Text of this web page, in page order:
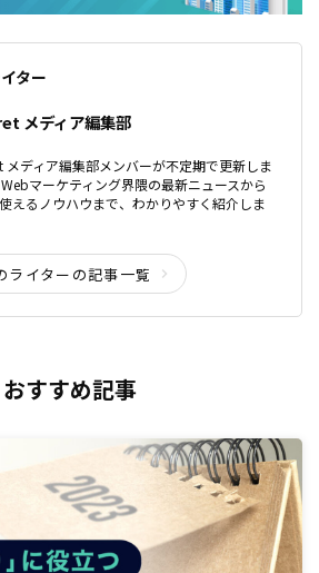
ター
メディア編集部
メディア編集部メンバーが不定期で更新しま
マーケティング界隈の最新ニュースから
えるノウハウまで、わかりやすく紹介しま
ライターの記事一覧
おすすめ記事